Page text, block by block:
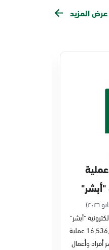
عرض المزيد
عملية
"أبشر"
خلال شهر أبريل الماضي 16,536,826 عملية
أفراد وأعمال